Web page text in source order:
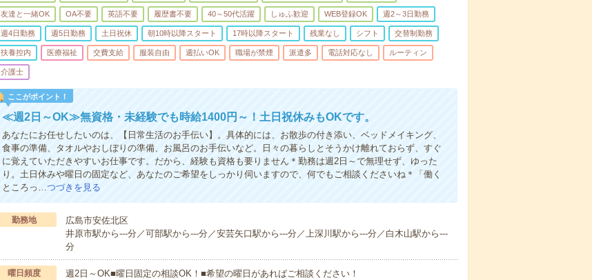
友達と一緒OK OA不要 英語不要 履歴書不要 40～50代活躍 しゅふ歓迎 WEB登録OK 週2～3日勤務
週4日勤務 週5日勤務 土日祝休 朝10時以降スタート 17時以降スタート 残業なし シフト 交替制勤務
扶養控内 医療福祉 交費支給 服装自由 週払いOK 職場が禁煙 派遣多 電話対応なし ルーティン
介護士
ここがポイント！
≪週2日～OK≫無資格・未経験でも時給1400円～！土日祝休みもOKです。
あなたにお任せしたいのは、【日常生活のお手伝い】。具体的には、お散歩の付き添い、ベッドメイキング、
食事の準備、タオルやおしぼりの準備、お風呂のお手伝いなど。日々の暮らしとそうかけ離れておらず、すぐ
に覚えていただきやすいお仕事です。だから、経験も資格も要りません＊勤務は週2日～で無理せず、ゆった
り。土日休みや曜日の固定など、あなたのご希望をしっかり伺いますので、何でもご相談くださいね＊「働く
ところっ…つづきを見る
勤務地
広島市安佐北区
井原市駅から---分／可部駅から---分／安芸矢口駅から---分／上深川駅から---分／白木山駅から---
分
曜日頻度 週2日～OK■曜日固定の相談OK！■希望の曜日があればご相談ください！